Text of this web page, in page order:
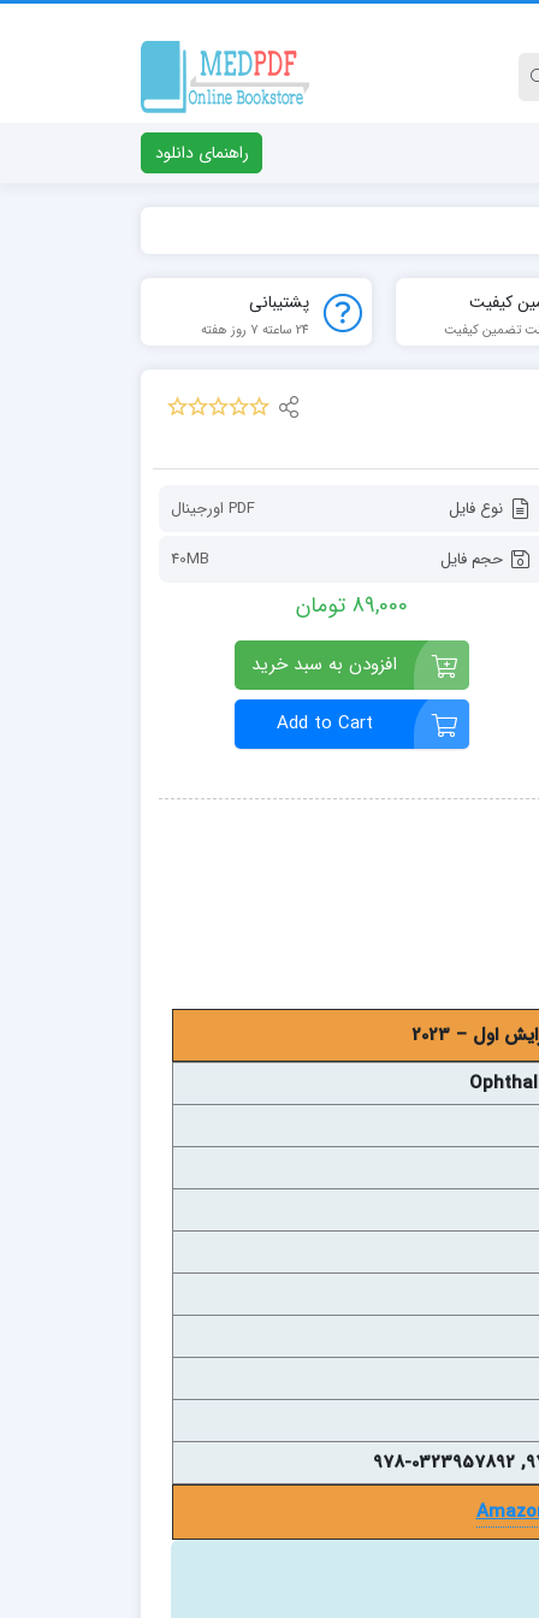
راهنمای دانلود
کیفیت
تضمین کیفیت
پشتیبانی
24 ساعته 7 روز هفته
نوع فایل
PDF اورجينال
حجم فایل
40MB
89,000 تومان
افزودن به سبد خرید
Add to Cart
اول – 2023